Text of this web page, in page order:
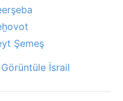
Şemeş
İsrail